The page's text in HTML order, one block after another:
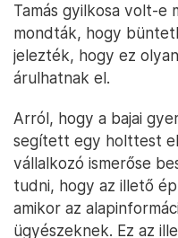
Tamás gyilkosa volt-e
mondták, hogy
jelezték, hogy ez
árulhatnak el.
Arról, hogy a bajai
segített egy holttest
vállalkozó ismerőse
tudni, hogy az illető
amikor az
ügyészeknek. Ez az